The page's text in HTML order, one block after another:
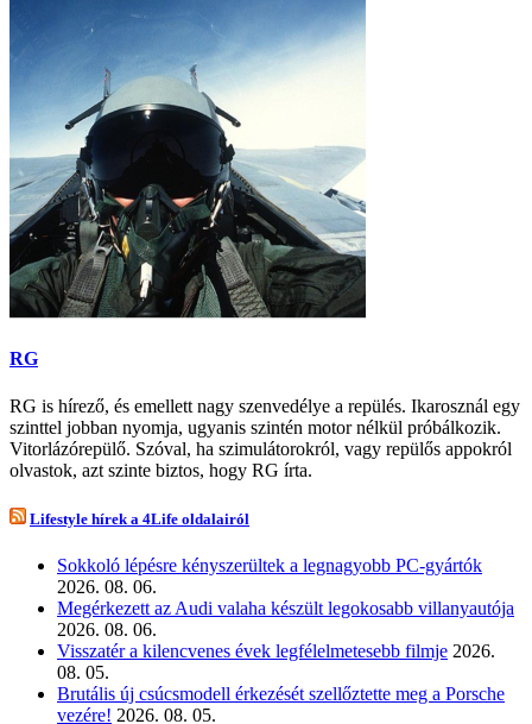
RG
RG is hírező, és emellett nagy szenvedélye a repülés. Ikarosznál egy
szinttel jobban nyomja, ugyanis szintén motor nélkül próbálkozik.
Vitorlázórepülő. Szóval, ha szimulátorokról, vagy repülős appokról
olvastok, azt szinte biztos, hogy RG írta.
Lifestyle hírek a 4Life oldalairól
Sokkoló lépésre kényszerültek a legnagyobb PC-gyártók
2026. 08. 06.
Megérkezett az Audi valaha készült legokosabb villanyautója
2026. 08. 06.
Visszatér a kilencvenes évek legfélelmetesebb filmje 2026.
08. 05.
Brutális új csúcsmodell érkezését szellőztette meg a Porsche
vezére! 2026. 08. 05.